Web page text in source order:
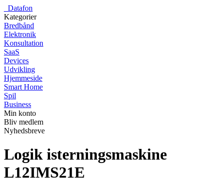
Datafon
Kategorier
Bredbånd
Elektronik
Konsultation
SaaS
Devices
Udvikling
Hjemmeside
Smart Home
Spil
Business
Min konto
Bliv medlem
Nyhedsbreve
Logik isterningsmaskine
L12IMS21E